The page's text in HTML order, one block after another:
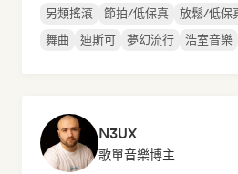
另類搖滾 節拍/低保真 放鬆/低保
舞曲
迪斯可 夢幻流行 浩室音樂
N3UX
歌單音樂博主